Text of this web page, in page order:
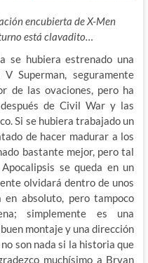
encubierta de X-Men
está clavadito…
se hubiera estrenado una
Superman, seguramente
de las ovaciones, pero ha
de Civil War y las
Si se hubiera trabajado un
de hacer madurar a los
bastante mejor, pero tal
se queda en un
olvidará dentro de unos
en absoluto, pero tampoco
simplemente es una
montaje y una dirección
son nada si la historia que
muchísimo a Bryan